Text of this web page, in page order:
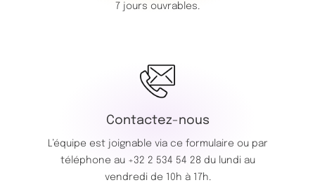
7 jours ouvrables.
Contactez-nous
L’équipe est joignable via ce formulaire ou par
téléphone au +32 2 534 54 28du lundi au
vendredi de 10h à 17h.